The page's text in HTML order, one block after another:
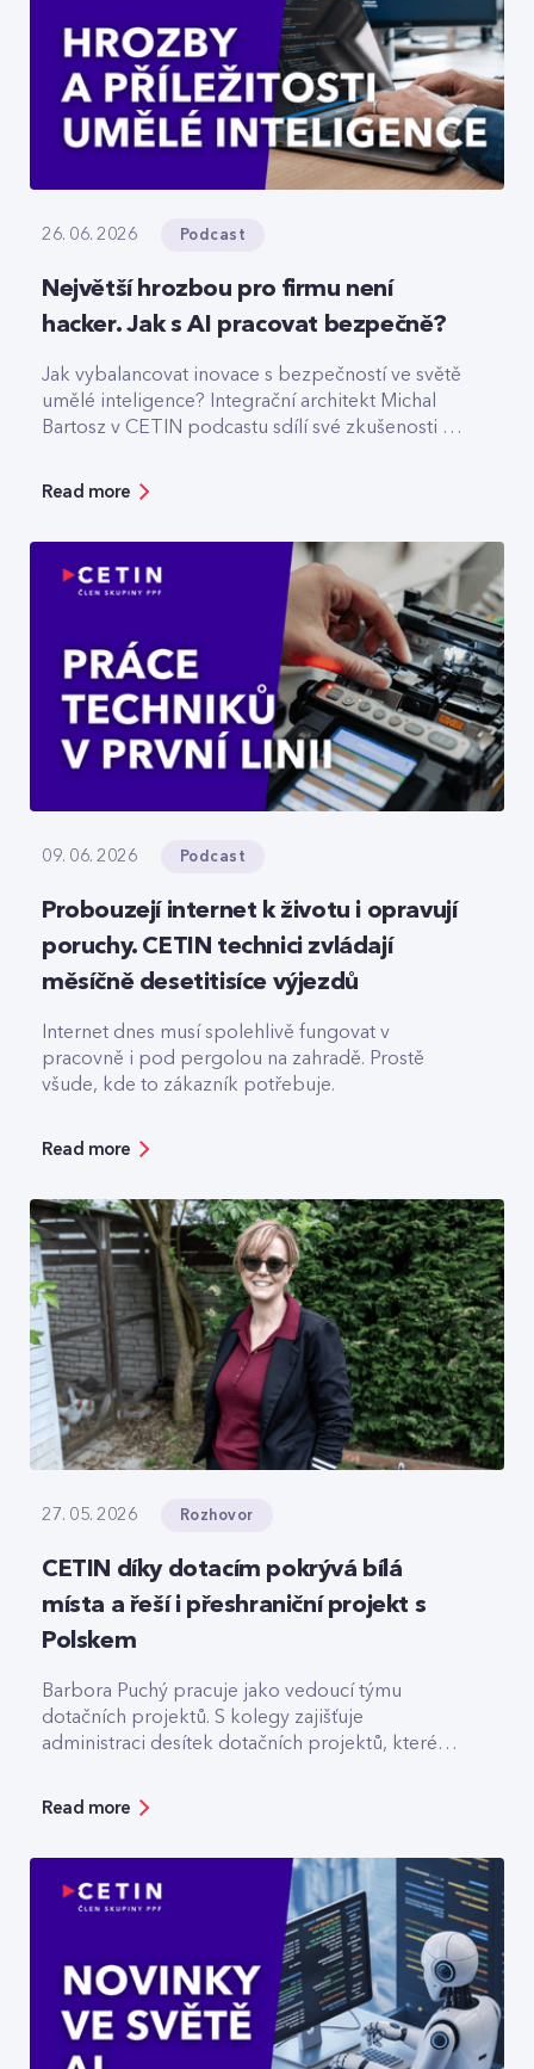
26. 06. 2026 Podcast
Největší hrozbou pro firmu není
hacker. Jak s AI pracovat bezpečně?
Jak vybalancovat inovace s bezpečností ve světě
umělé inteligence? Integrační architekt Michal
Bartosz v CETIN podcastu sdílí své zkušenosti s
bezpečnosti, ale zároveň ukazuje možnosti, jak
Read more
09. 06. 2026 Podcast
Probouzejí internet k životu i opravují
poruchy. CETIN technici zvládají
měsíčně desetitisíce výjezdů
Internet dnes musí spolehlivě fungovat v
pracovně i pod pergolou na zahradě. Prostě
všude, kde to zákazník potřebuje.
Read more
27. 05. 2026 Rozhovor
CETIN díky dotacím pokrývá bílá
místa a řeší i přeshraniční projekt s
Polskem
Barbora Puchý pracuje jako vedoucí týmu
dotačních projektů. S kolegy zajišťuje
administraci desítek dotačních projektů, které
lokalitách.
Read more